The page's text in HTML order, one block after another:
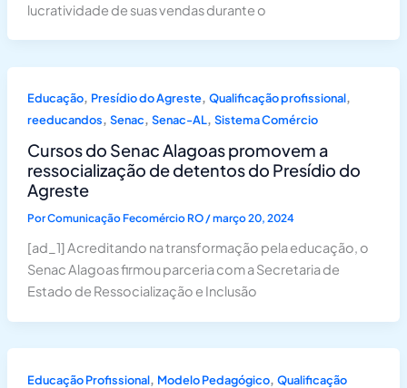
lucratividade de suas vendas durante o
Educação, Presídio do Agreste, Qualificação profissional,
reeducandos, Senac, Senac-AL, Sistema Comércio
Cursos do Senac Alagoas promovem a
ressocialização de detentos do Presídio do
Agreste
PorComunicação Fecomércio RO/março 20, 2024
[ad_1] Acreditando na transformação pela educação, o
Senac Alagoas firmou parceria com a Secretaria de
Estado de Ressocialização e Inclusão
Educação Profissional, Modelo Pedagógico, Qualificação